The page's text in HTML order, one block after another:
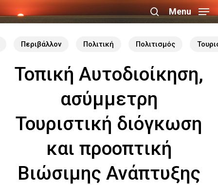
to
search
Menu
Περιβάλλον Πολιτική Πολιτισμός
Τοπική Αυτοδιοίκηση,
ασύμμετρη
Τουριστική διόγκωση
και προοπτική
Βιώσιμης Ανάπτυξης
Menu